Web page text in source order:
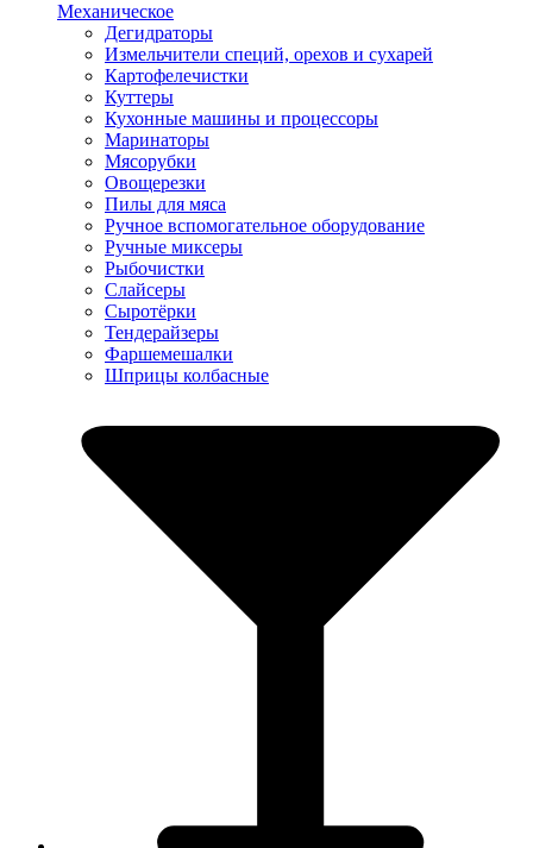
Механическое
Дегидраторы
Измельчители специй, орехов и сухарей
Картофелечистки
Куттеры
Кухонные машины и процессоры
Маринаторы
Мясорубки
Овощерезки
Пилы для мяса
Ручное вспомогательное оборудование
Ручные миксеры
Рыбочистки
Слайсеры
Сыротёрки
Тендерайзеры
Фаршемешалки
Шприцы колбасные